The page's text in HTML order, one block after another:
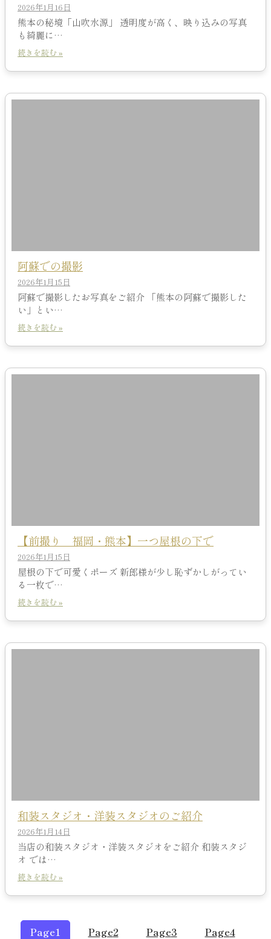
2026年1月16日
熊本の秘境「山吹水源」 透明度が高く、映り込みの写真
も綺麗に…
続きを読む »
阿蘇での撮影
2026年1月15日
阿蘇で撮影したお写真をご紹介 「熊本の阿蘇で撮影した
い」とい…
続きを読む »
【前撮り 福岡・熊本】一つ屋根の下で
2026年1月15日
屋根の下で可愛くポーズ 新郎様が少し恥ずかしがってい
る一枚で…
続きを読む »
和装スタジオ・洋装スタジオのご紹介
2026年1月14日
当店の和装スタジオ・洋装スタジオをご紹介 和装スタジ
オ では…
続きを読む »
Page1 Page2 Page3 Page4